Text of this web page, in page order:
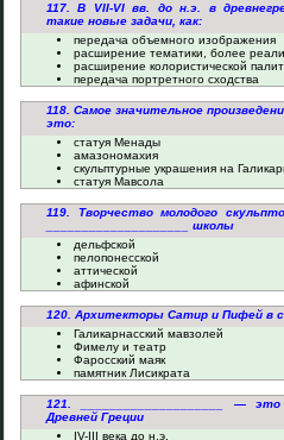
117. В VII-VI вв. до н.э. в
такие новые задачи, как:
передача объемного изображения
расширение тематики, более
расширение колористической
передача портретного сходства
118. Самое значительное
это:
статуя Менады
амазономахия
скульптурные украшения на
статуя Мавсола
119. Творчество молодого
____________________ школы
дельфской
пелопонесской
аттической
афинской
120. Архитекторы Сатир и Пифей в
Галикарнасский мавзолей
Фимелу и театр
Фаросский маяк
памятник Лисикрата
121. ____________________ —
Древней Греции
IV-III века до н.э.